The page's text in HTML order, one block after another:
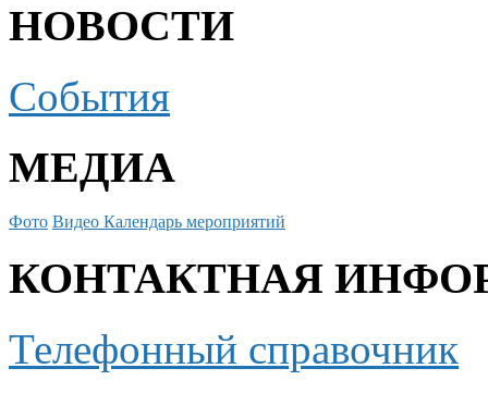
НОВОСТИ
События
МЕДИА
Фото Видео Календарь мероприятий
КОНТАКТНАЯ
Телефонный справочник